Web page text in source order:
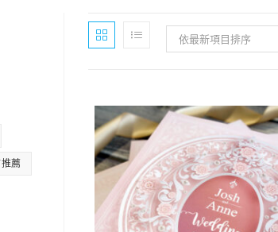
依最新項目排序
薦